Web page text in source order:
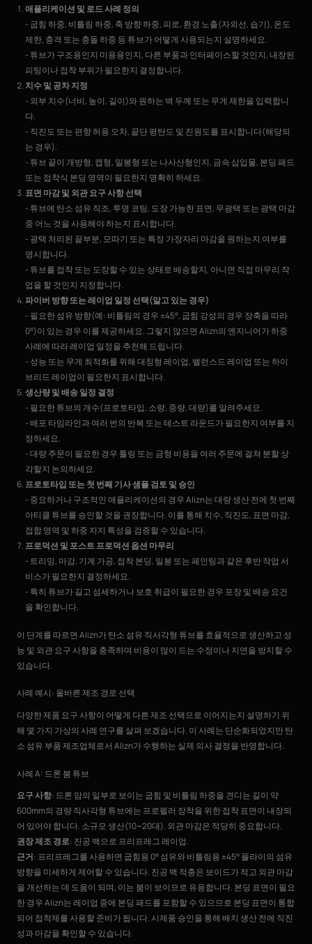
애플리케이션 및 로드 사례 정의
- 굽힘 하중, 비틀림 하중, 축 방향 하중, 피로, 환경 노출(자외선, 습기), 온도
제한, 충격 또는 충돌 하중 등 튜브가 어떻게 사용되는지 설명하세요.
- 튜브가 구조용인지 미용용인지, 다른 부품과 인터페이스할 것인지, 내장된
피팅이나 접착 부위가 필요한지 결정합니다.
치수 및 공차 지정
- 외부 치수(너비, 높이, 길이)와 원하는 벽 두께 또는 무게 제한을 입력합니
다.
- 직진도 또는 편향 허용 오차, 끝단 평탄도 및 진원도를 표시합니다(해당되
는 경우).
- 튜브 끝이 개방형, 캡형, 밀봉형 또는 나사산형인지, 금속 삽입물, 본딩 패드
또는 접착식 본딩 영역이 필요한지 명확히 하세요.
표면 마감 및 외관 요구 사항 선택
- 튜브에 탄소 섬유 직조, 투명 코팅, 도장 가능한 표면, 무광택 또는 광택 마감
중 어느 것을 사용해야 하는지 표시합니다.
- 광택 처리된 끝부분, 모따기 또는 특정 가장자리 마감을 원하는지 여부를
명시합니다.
- 튜브를 접착 또는 도장할 수 있는 상태로 배송할지, 아니면 직접 마무리 작
업을 할 것인지 지정합니다.
파이버 방향 또는 레이업 일정 선택(알고 있는 경우)
- 필요한 섬유 방향(예: 비틀림의 경우 ±45°, 굽힘 강성의 경우 장축을 따라
0°)이 있는 경우 이를 제공하세요. 그렇지 않으면 Alizn의 엔지니어가 하중
사례에 따라 레이업 일정을 추천해 드립니다.
- 성능 또는 무게 최적화를 위해 대칭형 레이업, 밸런스드 레이업 또는 하이
브리드 레이업이 필요한지 표시합니다.
생산량 및 배송 일정 결정
- 필요한 튜브의 개수(프로토타입, 소량, 중량, 대량)를 알려주세요.
- 배포 타임라인과 여러 번의 반복 또는 테스트 라운드가 필요한지 여부를 지
정하세요.
- 대량 주문이 필요한 경우 툴링 또는 금형 비용을 여러 주문에 걸쳐 분할 상
각할지 논의하세요.
프로토타입 또는 첫 번째 기사 샘플 검토 및 승인
- 중요하거나 구조적인 애플리케이션의 경우 Alizn는 대량 생산 전에 첫 번째
아티클 튜브를 승인할 것을 권장합니다. 이를 통해 치수, 직진도, 표면 마감,
접합 영역 및 하중 지지 특성을 검증할 수 있습니다.
프로덕션 및 포스트 프로덕션 옵션 마무리
- 트리밍, 마감, 기계 가공, 접착 본딩, 밀봉 또는 페인팅과 같은 후반 작업 서
비스가 필요한지 결정하세요.
- 특히 튜브가 길고 섬세하거나 보호 취급이 필요한 경우 포장 및 배송 요건
을 확인합니다.
이 단계를 따르면 Alizn가 탄소 섬유 직사각형 튜브를 효율적으로 생산하고 성
능 및 외관 요구 사항을 충족하며 비용이 많이 드는 수정이나 지연을 방지할 수
있습니다.
사례 예시: 올바른 제조 경로 선택
다양한 제품 요구 사항이 어떻게 다른 제조 선택으로 이어지는지 설명하기 위
해 몇 가지 가상의 사례 연구를 살펴 보겠습니다. 이 사례는 단순화되었지만 탄
소 섬유 부품 제조업체로서 Alizn가 수행하는 실제 의사 결정을 반영합니다.
사례 A: 드론 붐 튜브
요구 사항: 드론 암의 일부로 보이는 굽힘 및 비틀림 하중을 견디는 길이 약
600mm의 경량 직사각형 튜브에는 프로펠러 장착을 위한 접착 표면이 내장되
어 있어야 합니다. 소규모 생산(10~20대). 외관 마감은 적당히 중요합니다.
권장 제조 경로: 진공 백으로 프리프레그 레이업.
근거: 프리프레그를 사용하면 굽힘용 0° 섬유와 비틀림용 ±45° 플라이의 섬유
방향을 미세하게 제어할 수 있습니다. 진공 백 적충은 보이드가 적고 외관 마감
을 개선하는 데 도움이 되며, 이는 붐이 보이므로 유용합니다. 본딩 표면이 필요
한 경우 Alizn는 레이업 중에 본딩 패드를 포함할 수 있으므로 본딩 표면이 통합
되어 접착제를 사용할 준비가 됩니다. 시제품 승인을 통해 배치 생산 전에 직진
성과 마감을 확인할 수 있습니다.